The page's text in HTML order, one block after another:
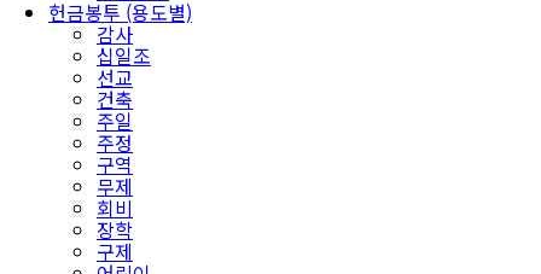
헌금봉투 (용도별)
감사
십일조
선교
건축
주일
주정
구역
무제
회비
장학
구제